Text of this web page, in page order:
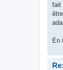
fait
En